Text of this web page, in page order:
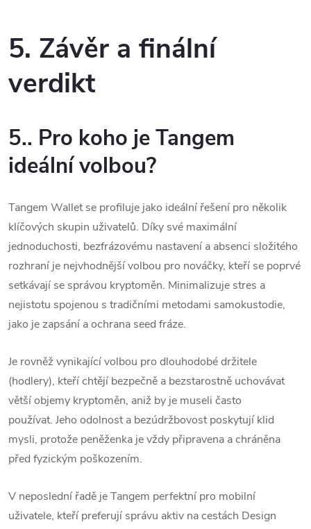
5. Závěr a finální
verdikt
5.. Pro koho je Tangem
ideální volbou?
Tangem Wallet se profiluje jako ideální řešení pro několik
klíčových skupin uživatelů. Díky své maximální
jednoduchosti, bezfrázovému nastavení a absenci složitého
rozhraní je nejvhodnější volbou pro nováčky, kteří se poprvé
setkávají se správou kryptoměn. Minimalizuje stres a
nejistotu spojenou s tradičními metodami samokustodie,
jako je zapsání a ochrana seed fráze.
Je rovněž vynikající volbou pro dlouhodobé držitele
(hodlery), kteří chtějí bezpečně a bezstarostně uchovávat
větší objemy kryptoměn, aniž by je museli často
používat. Jeho odolnost a bezúdržbovost poskytují klid
mysli, protože peněženka je vždy připravena a chráněna
před fyzickým poškozením.
V neposlední řadě je Tangem perfektní pro mobilní
uživatele, kteří preferují správu aktiv na cestách Design